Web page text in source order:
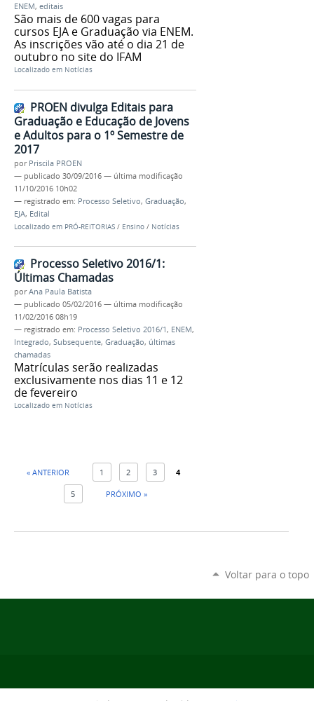
ENEM, editais
São mais de 600 vagas para
cursos EJA e Graduação via ENEM.
As inscrições vão até o dia 21 de
outubro no site do IFAM
Localizado em Notícias
PROEN divulga Editais para
Graduação e Educação de Jovens
e Adultos para o 1º Semestre de
2017
por Priscila PROEN
— publicado 30/09/2016 — última modificação
11/10/2016 10h02
— registrado em: Processo Seletivo, Graduação,
EJA, Edital
Localizado em PRÓ-REITORIAS / Ensino / Notícias
Processo Seletivo 2016/1:
Últimas Chamadas
porAna Paula Batista
— publicado 05/02/2016 — última modificação
11/02/2016 08h19
— registrado em: Processo Seletivo 2016/1, ENEM,
Integrado, Subsequente, Graduação, últimas
chamadas
Matrículas serão realizadas
exclusivamente nos dias 11 e 12
de fevereiro
Localizado em Notícias
« ANTERIOR 1 2 3 4
5 PRÓXIMO »
Voltar para o topo